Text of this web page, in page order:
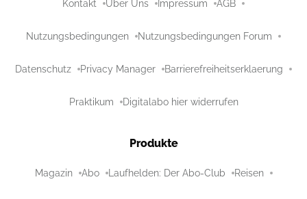
Kontakt Über Uns Impressum AGB
Nutzungsbedingungen Nutzungsbedingungen Forum
Datenschutz Privacy Manager Barrierefreiheitserklaerung
Praktikum Digitalabo hier widerrufen
Produkte
Magazin Abo Laufhelden: Der Abo-Club Reisen